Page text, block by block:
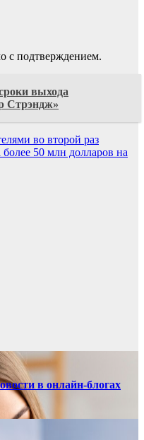
с подтверждением.
выхода
Стрэндж»
во второй раз
50 млн долларов на
в онлайн-блогах